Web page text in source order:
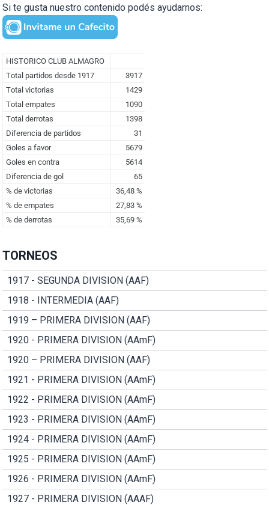
Si te gusta nuestro contenido podés ayudarnos:
TORNEOS
1917 - SEGUNDA DIVISION (AAF)
1918 - INTERMEDIA (AAF)
1919 – PRIMERA DIVISION (AAF)
1920 - PRIMERA DIVISION (AAmF)
1920 – PRIMERA DIVISION (AAF)
1921 - PRIMERA DIVISION (AAmF)
1922 - PRIMERA DIVISION (AAmF)
1923 - PRIMERA DIVISION (AAmF)
1924 - PRIMERA DIVISION (AAmF)
1925 - PRIMERA DIVISION (AAmF)
1926 - PRIMERA DIVISION (AAmF)
1927 - PRIMERA DIVISION (AAAF)